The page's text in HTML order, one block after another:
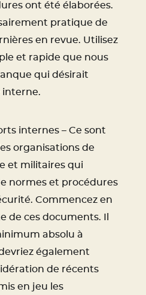
ont été élaborées.
pratique de
en revue. Utilisez
et rapide que nous
qui désirait
interne.
internes – Ce sont
organisations de
et militaires qui
normes et procédures
Commencez en
de ces documents. Il
absolu à
également
de récents
en jeu les